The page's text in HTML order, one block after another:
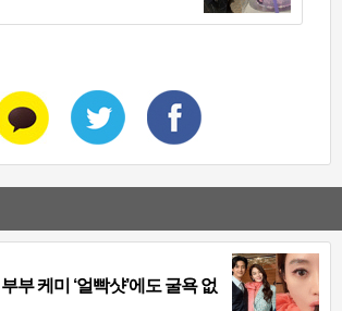
부 케미 ‘얼빡샷’에도 굴욕 없